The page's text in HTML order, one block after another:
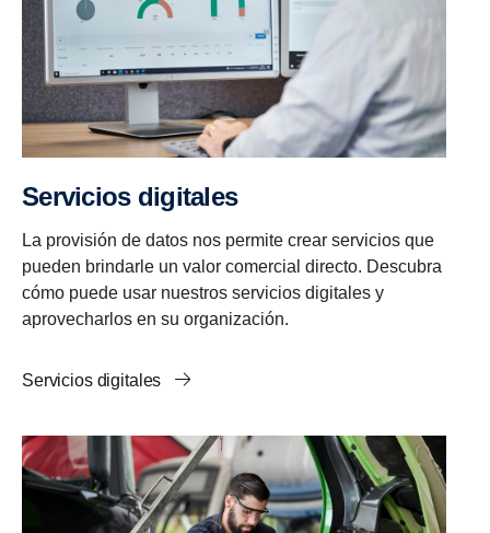
Servicios digitales
La provisión de datos nos permite crear servicios que
pueden brindarle un valor comercial directo. Descubra
cómo puede usar nuestros servicios digitales y
aprovecharlos en su organización.
Servicios digitales